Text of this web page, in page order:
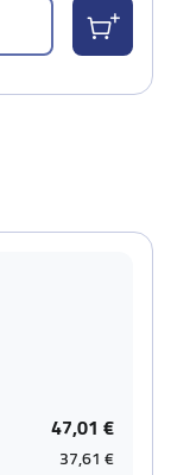
47,01 €
37,61 €